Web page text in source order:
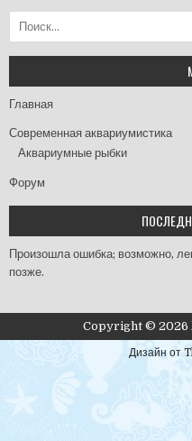
Главная
Современная аквариумистика
Аквариумные рыбки
Форум
Произошла ошибка; возможно,
позже.
Copyright © 2026
Дизайн от